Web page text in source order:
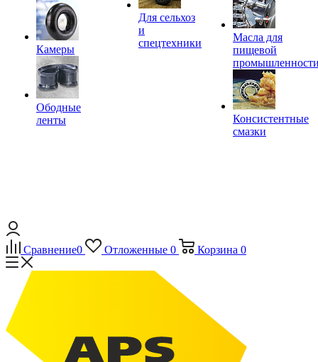
Камеры
Ободные
ленты
Для сельхоз
и
спецтехники
Масла для
пищевой
Консистентные
смазки
Сравнение0 Отложенные 0 Корзина 0